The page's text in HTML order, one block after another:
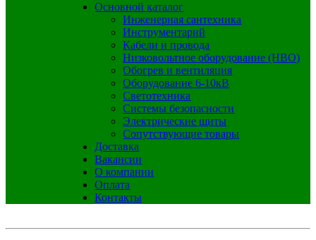
Основной каталог
Инженерная сантехника
Инструментарий
Кабели и провода
Низковольтное оборудование (НВО)
Обогрев и вентиляция
Оборудование 6-10кВ
Светотехника
Системы безопасности
Электрические щиты
Сопутствующие товары
Доставка
Вакансии
О компании
Оплата
Контакты